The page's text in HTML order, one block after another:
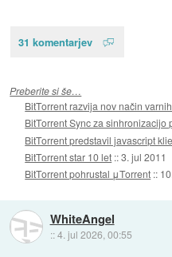
31 komentarjev
Preberite si še…
BitTorrent razvija nov način
BitTorrent Sync za sinhronizacijo
BitTorrent predstavil javascript
BitTorrent star 10 let ::3. jul 2011
BitTorrent pohrustal μTorrent ::
WhiteAngel
::4. jul 2026, 00:55